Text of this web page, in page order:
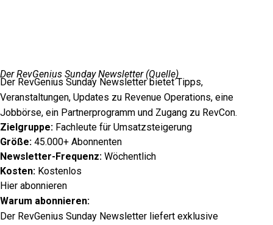
Der RevGenius Sunday Newsletter (Quelle)
Der RevGenius Sunday Newsletter bietet Tipps,
Veranstaltungen, Updates zu Revenue Operations, eine
Jobbörse, ein Partnerprogramm und Zugang zu RevCon.
Zielgruppe: Fachleute für Umsatzsteigerung
Größe: 45.000+ Abonnenten
Newsletter-Frequenz: Wöchentlich
Kosten: Kostenlos
Hier abonnieren
Warum abonnieren:
Der RevGenius Sunday Newsletter liefert exklusive